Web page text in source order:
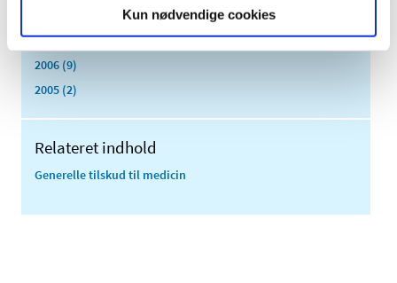
Kun nødvendige cookies
2007 (3)
2006 (9)
2005 (2)
Relateret indhold
Generelle tilskud til medicin